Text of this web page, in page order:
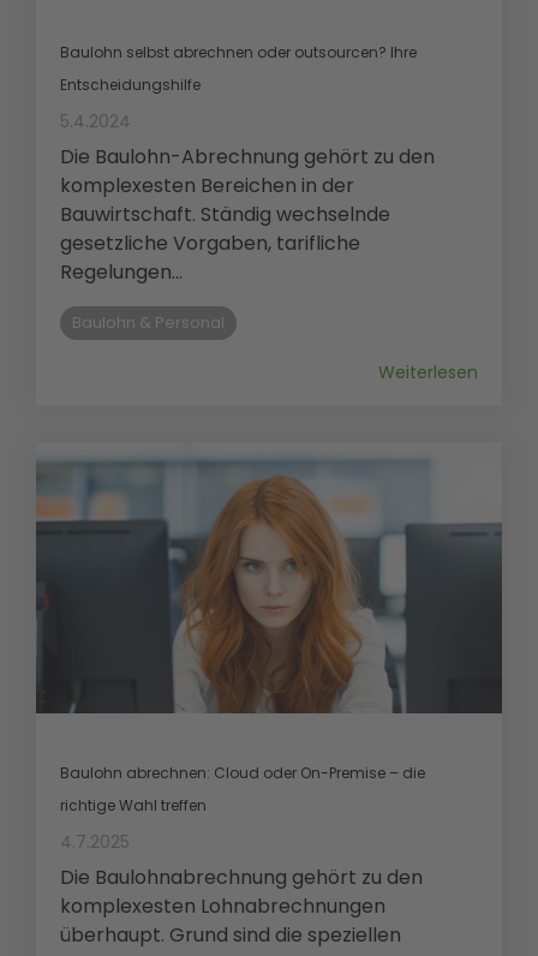
Baulohn selbst abrechnen oder outsourcen? Ihre
Entscheidungshilfe
5.4.2024
Die Baulohn-Abrechnung gehört zu den
komplexesten Bereichen in der
Bauwirtschaft. Ständig wechselnde
gesetzliche Vorgaben, tarifliche
Regelungen...
Baulohn & Personal
Weiterlesen
Baulohn abrechnen: Cloud oder On-Premise – die
richtige Wahl treffen
4.7.2025
Die Baulohnabrechnung gehört zu den
komplexesten Lohnabrechnungen
überhaupt. Grund sind die speziellen